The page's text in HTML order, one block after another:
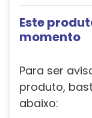
Este
momento
Para ser
produto,
abaixo: